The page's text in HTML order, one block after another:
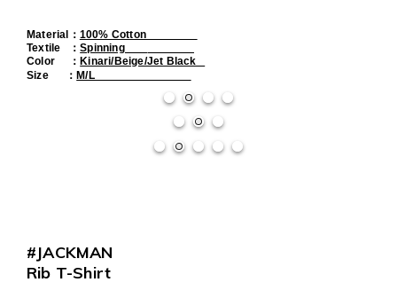
Material ： 100% Cotton
Textile
：Spinning
Color
： Kinari/Beige/Jet Black
Size
： M/L
#JACKMAN
Rib T-Shirt